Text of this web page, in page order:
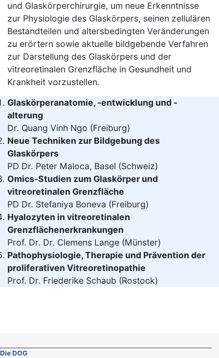
und Glaskörperchirurgie, um neue Erkenntnisse
zur Physiologie des Glaskörpers, seinen zellulären
Bestandteilen und altersbedingten Veränderungen
zu erörtern sowie aktuelle bildgebende Verfahren
zur Darstellung des Glaskörpers und der
vitreoretinalen Grenzfläche in Gesundheit und
Krankheit vorzustellen.
Glaskörperanatomie, -entwicklung und -
alterung
Dr. Quang Vinh Ngo (Freiburg)
Neue Techniken zur Bildgebung des
Glaskörpers
PD Dr. Peter Maloca, Basel (Schweiz)
Omics-Studien zum Glaskörper und
vitreoretinalen Grenzfläche
PD Dr. Stefaniya Boneva (Freiburg)
Hyalozyten in vitreoretinalen
Grenzflächenerkrankungen
Prof. Dr. Dr. Clemens Lange (Münster)
Pathophysiologie, Therapie und Prävention der
proliferativen Vitreoretinopathie
Prof. Dr. Friederike Schaub (Rostock)
Die DOG